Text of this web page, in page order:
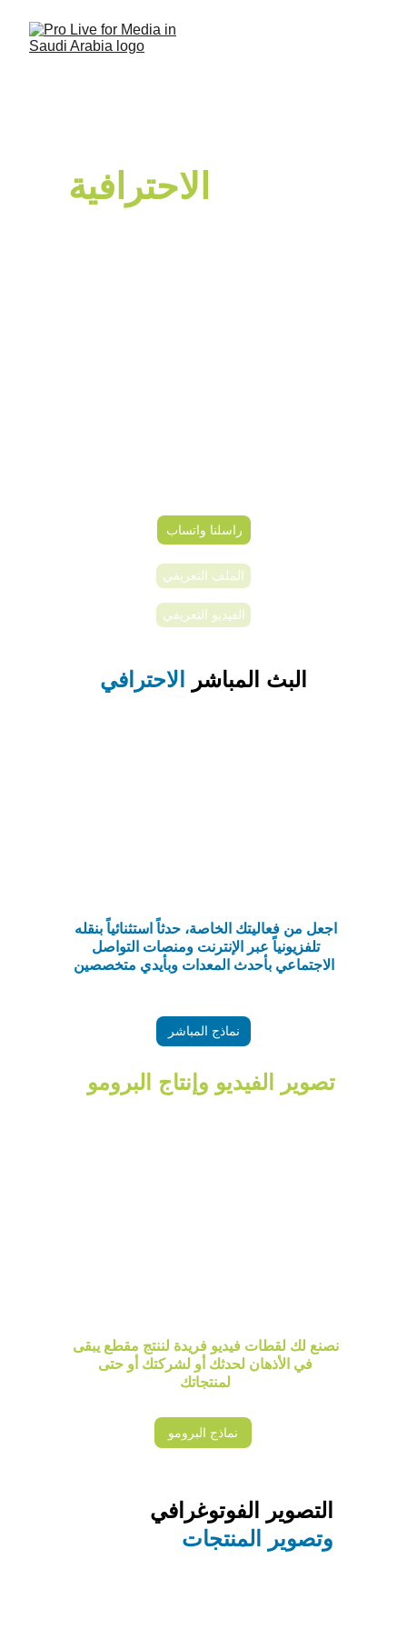
راسلنا واتساب
الاحترافية
الملف التعريفي
الفيديو التعريفي
البث المباشر الاحترافي
اجعل من فعاليتك الخاصة، حدثاً استثنائياً بنقله
تلفزيونياً عبر الإنترنت ومنصات التواصل
الاجتماعي بأحدث المعدات وبأيدي متخصصين
نماذج المباشر
تصوير الفيديو وإنتاج البرومو
نصنع لك لقطات فيديو فريدة لننتج مقطع يبقى
في الأذهان لحدثك أو لشركتك أو حتى
لمنتجاتك
نماذج البرومو
التصوير الفوتوغرافي
وتصوير المنتجات